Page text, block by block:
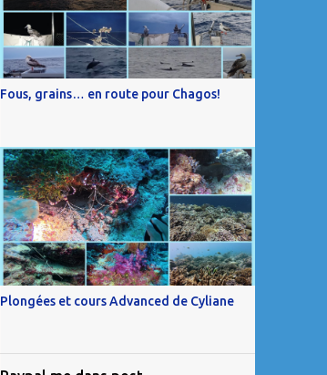
Fous, grains… en route pour Chagos!
Plongées et cours Advanced de Cyliane